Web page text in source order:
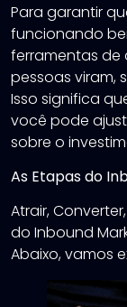
Para garantir
funcionando
ferramentas de
pessoas viram,
Isso significa
você pode
sobre o
As Etapas do
Atrair,
do Inbound
Abaixo, vamos